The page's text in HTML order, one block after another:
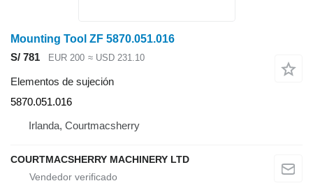
Mounting Tool ZF 5870.051.016
S/ 781
EUR 200 ≈ USD 231.10
Elementos de sujeción
5870.051.016
Irlanda, Courtmacsherry
COURTMACSHERRY MACHINERY LTD